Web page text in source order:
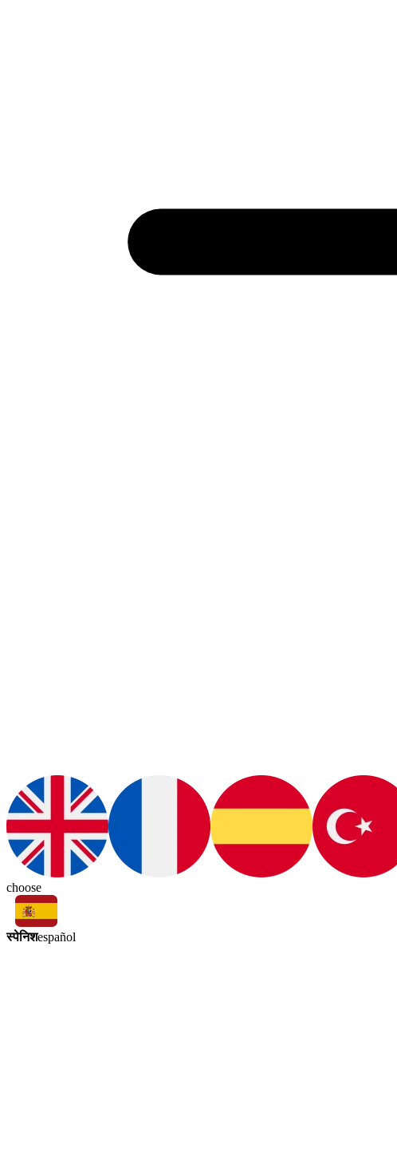
choose
स्पेनिशespañol